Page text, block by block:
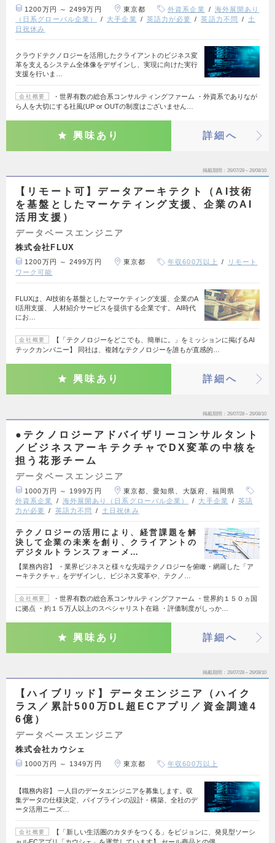
1200万円 ～ 2499万円 東京都 外資系企業
海外展開あり
（日系グローバル企業）
大手企業 英語力が必要 英語力不問
土
日祝休み
クラウドテクノロジーを活用したクライアントのビジネス変
革を支えるシステム全体像をデザインし、実現に向けた実行
支援を行いま…
会社概要
・世界有数の総合系コンサルティングファーム ・外資系でありなが
ら人を大切にする社風(UP or OUTの制度はございません…
興味あり 詳細へ
掲載期間 26/07/28～26/08/10
【リモート可】データアーキテクト（AI技術
を基盤としたマーケティング支援、企業のAI
活用支援）
データベースエンジニア
株式会社FLUX
1200万円 ～ 2499万円 東京都 年収600万以上
リモート
ワーク可能
FLUXは、AI技術を基盤としたマーケティング支援、企業のA
I活用支援、 人材紹介サービスを提供する企業です。 AI時代
にお…
会社概要
【「テクノロジーをどこでも、簡単に。」をミッションに掲げるAI
テックカンパニー】 同社は、複雑なテクノロジーを誰もが直感的…
興味あり 詳細へ
掲載期間 26/07/28～26/08/10
●テクノロジーアドバイザリーコンサルタント
／ビジネスアーキテクチャでDX変革の中核を
担う花形チーム
データベースエンジニア
1000万円 ～ 1999万円
東京都、愛知県、大阪府、福岡県
外資系企業
海外展開あり（日系グローバル企業） 大手企業
英語
力が必要
英語力不問 土日祝休み
テクノロジーの活用により、経営課題を解
決して企業の未来を創り、クライアントの
デジタルトランスフォーメ…
【業務内容】 ・業界ビジネスと様々な先端テクノロジーを俯瞰・網羅した「ア
ーキテクチャ」をデザインし、ビジネス変革や、テクノ…
会社概要
・世界有数の総合系コンサルティングファーム ・世界約１５０ヵ国
に拠点 ・約１５万人以上のスペシャリスト在籍 ・評価制度がしっか…
興味あり 詳細へ
掲載期間 26/07/28～26/08/10
【ハイブリッド】データエンジニア（ハイク
ラス／累計500万DL超ECアプリ／資金調達4
6億）
データベースエンジニア
株式会社カウシェ
1000万円 ～ 1349万円 東京都 年収600万以上
【職務内容】 一人目のデータエンジニアを募集します。収
集データの仕様決定、パイプラインの設計・構築、全社のデ
ータ活用ニーズ…
会社概要
【「新しい生活圏のカタチをつくる」をビジョンに、発見型ソーシ